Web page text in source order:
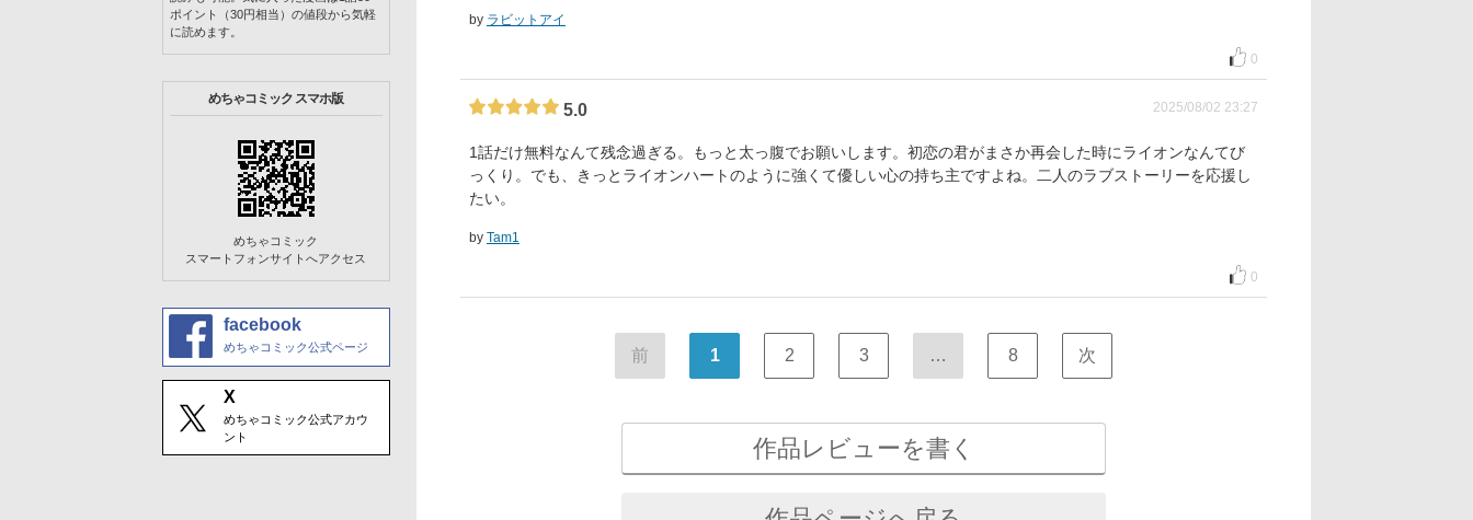
by ラビットアイ
0
5.0 2025/08/02 23:27
1話だけ無料なんて残念過ぎる。もっと太っ腹でお願いします。初恋の君がまさか再会した時にライオンなんてび
っくり。でも、きっとライオンハートのように強くて優しい心の持ち主ですよね。二人のラブストーリーを応援し
たい。
by Tam1
0
前 1 2 3 … 8 次
作品レビューを書く
ポイント（30円相当）の値段から気軽
に読めます。
めちゃコミック スマホ版
めちゃコミック
スマートフォンサイトへアクセス
facebook
めちゃコミック公式ページ
X
めちゃコミック公式アカウ
ント